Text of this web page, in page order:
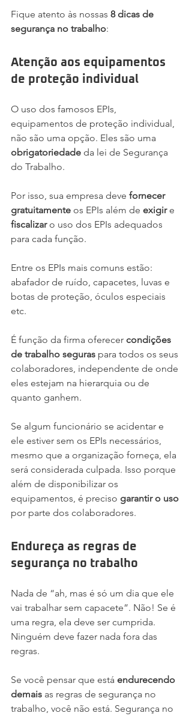
Fique atento às nossas 8 dicas de
segurança no trabalho:
Atenção aos equipamentos
de proteção individual
O uso dos famosos EPIs,
equipamentos de proteção individual,
não são uma opção. Eles são uma
obrigatoriedade da lei de Segurança
do Trabalho.
Por isso, sua empresa deve fornecer
gratuitamente os EPIs além de exigir e
fiscalizar o uso dos EPIs adequados
para cada função.
Entre os EPIs mais comuns estão:
abafador de ruído, capacetes, luvas e
botas de proteção, óculos especiais
etc.
É função da firma oferecer condições
de trabalho seguras para todos os seus
colaboradores, independente de onde
eles estejam na hierarquia ou de
quanto ganhem.
Se algum funcionário se acidentar e
ele estiver sem os EPIs necessários,
mesmo que a organização forneça, ela
será considerada culpada. Isso porque
além de disponibilizar os
equipamentos, é preciso garantir o uso
por parte dos colaboradores.
Endureça as regras de
segurança no trabalho
Nada de “ah, mas é só um dia que ele
vai trabalhar sem capacete”. Não! Se é
uma regra, ela deve ser cumprida.
Ninguém deve fazer nada fora das
regras.
Se você pensar que está endurecendo
demais as regras de segurança no
trabalho, você não está. Segurança no